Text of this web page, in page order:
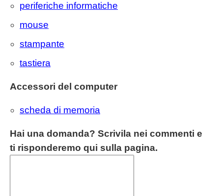
periferiche informatiche
mouse
stampante
tastiera
Accessori del computer
scheda di memoria
Hai una domanda? Scrivila nei commenti e
ti risponderemo qui sulla pagina.